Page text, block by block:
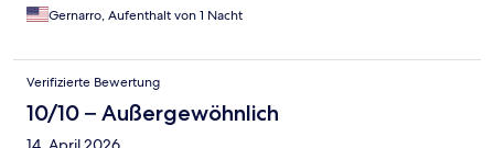
Gernarro, Aufenthalt von 1 Nacht
Verifizierte Bewertung
10/10 – Außergewöhnlich